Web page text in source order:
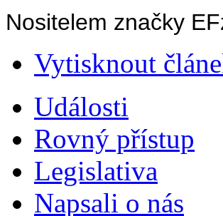
Nositelem značky
Vytisknout
Události
Rovný přístup
Legislativa
Napsali o nás